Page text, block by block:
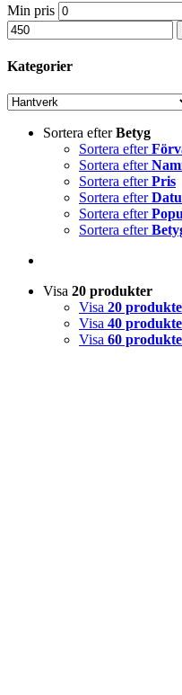
Min pris
Kategorier
Sortera efterBetyg
Sortera efter
Sortera efter
Sortera efterPris
Sortera efter
Sortera efter
Sortera efter
Visa 20 produkter
Visa 20
Visa 40
Visa 60